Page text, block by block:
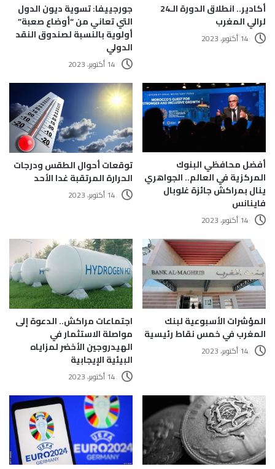
أكادير.. انطلاق الدورة الـ24
لرالي المغرب
14 أكتوبر، 2023
جورجييفا: تسوية ديون الدول
التي تعاني من “أوضاع صعبة”
أولوية بالنسبة لصندوق النقد
الدولي
14 أكتوبر، 2023
أفضل محافظي البنوك
المركزية في العالم.. الجواهري
ينال بمراكش جائزة غلوبال
فاينانس
14 أكتوبر، 2023
توقعات أحوال الطقس ودرجات
الحرارة المرتقبة غدا الأحد
14 أكتوبر، 2023
المؤشرات الأسبوعية لبنك
المغرب في خمس نقاط رئيسية
14 أكتوبر، 2023
اجتماعات مراكش.. الدعوة إلى
مواصلة الاستثمار في
الهيدروجين الأخضر لمزاياه
البيئية الإيجابية
14 أكتوبر، 2023